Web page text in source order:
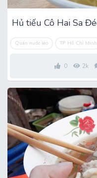
Quán nước lèo TP. Hồ Chí Minh
0 2k